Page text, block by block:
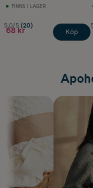
FINNS I LAGER
5.0/5 (20)
68 kr Köp